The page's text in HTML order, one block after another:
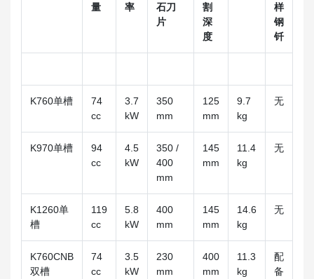
量
率
石刀
片
割
深
度
样
钢
钎
K760单槽
74
cc
3.7
kW
350
mm
125
mm
9.7
kg
无
K970单槽
94
cc
4.5
kW
350 /
400
mm
145
mm
11.4
kg
无
K1260单
槽
119
cc
5.8
kW
400
mm
145
mm
14.6
kg
无
K760CNB
双槽
74
cc
3.5
kW
230
mm
400
mm
11.3
kg
配
备